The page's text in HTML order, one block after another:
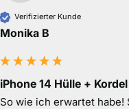
Verifizierter Kunde
Monika B
iPhone 14 Hülle +
So wie ich erwartet habe!